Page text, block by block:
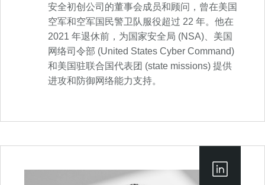
安全初创公司的董事会成员和顾问，曾在美国
空军和空军国民警卫队服役超过 22 年。他在
2021 年退休前，为国家安全局 (NSA)、美国
网络司令部 (United States Cyber Command)
和美国驻联合国代表团 (state missions) 提供
进攻和防御网络能力支持。